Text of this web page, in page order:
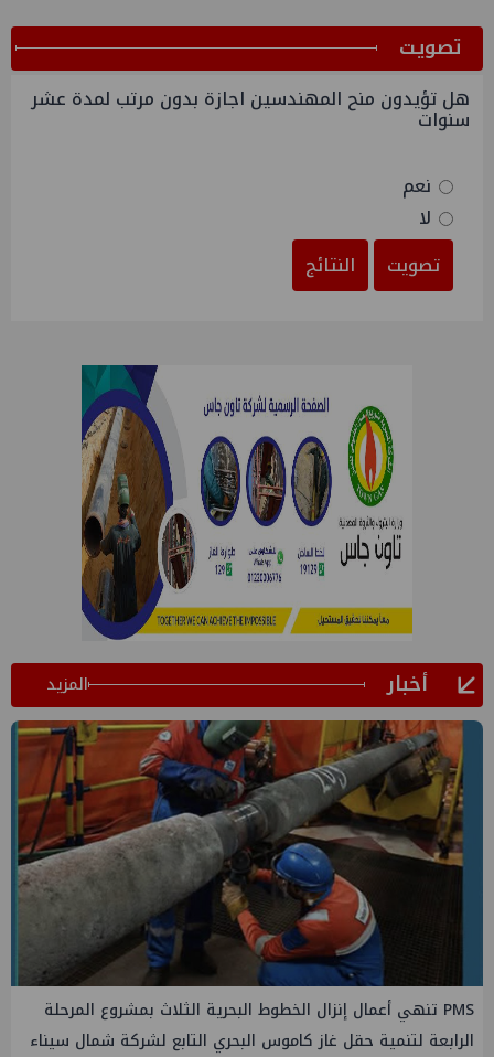
ﺗﺼﻮﻳﺖ
هل تؤيدون منح المهندسين اجازة بدون مرتب لمدة عشر
سنوات
نعم
لا
تصويت
النتائج
أخبار المزيد
PMS تنهي أعمال إنزال الخطوط البحرية الثلاث بمشروع المرحلة
الرابعة لتنمية حقل غاز كاموس البحري التابع لشركة شمال سيناء